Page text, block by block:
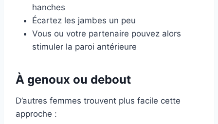
hanches
Écartez les jambes un peu
Vous ou votre partenaire pouvez alors
stimuler la paroi antérieure
À genoux ou debout
D’autres femmes trouvent plus facile cette
approche :